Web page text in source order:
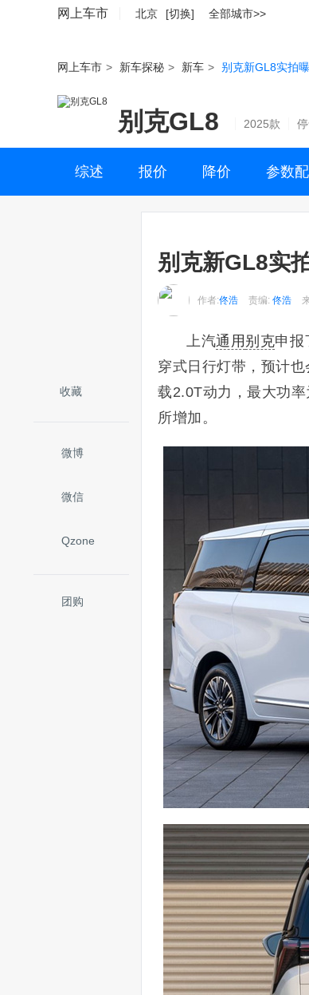
网上车市 北京 [切换] 全部城市>>
网上车市 > 新车探秘 > 新车 > 别克新GL8实拍
别克GL8 2025款
综述 报价 降价 参数
收藏
微博
微信
Qzone
团购
别克新GL8实
作者:佟浩 责编: 佟浩
上汽通用 别克申报
穿式日行灯带，预计也
载2.0T动力，最大功
所增加。